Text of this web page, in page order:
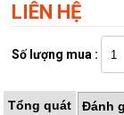
LIÊN HỆ
Số lượng mua :
Tổng quát Đánh